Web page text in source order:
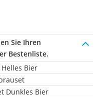
Sie Ihren
Bestenliste.
Bier
Dunkles Bier